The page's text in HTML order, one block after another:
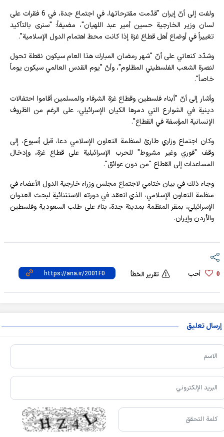
ولفت إلى أنّ إيران "قدّمت مقترحاتها، في اجتماع جدة، في 6 فقرات على
لسان وزير الخارجية حسين أمير عبد اللهيان"، مضيفاً: "سنرى بالتأكيد
تغييراً في أوضاع أهل قطاع غزة إذا كانت محط اهتمام الدول الإسلامية".
وشدّد كنعاني على أنّ "شهر رمضان المبارك هذا العام سيكون نقطة تحول
لنصرة الشعب الفلسطيني المظلوم"، وأنّ "يوم القدس العالمي سيكون يوماً
خاصاً".
وأشار إلى أنّ "أبناء فلسطين وقطاع غزة الشرفاء والمسلمين أقاموا احتفالات
دينية في الشوارع التي دمرها الكيان الإسرائيلي، على الرغم من الظروف
الإنسانية المؤسفة في القطاع".
وكان اجتماع وزاري طارئ لمنظمة التعاون الإسلامي دعا، قبل أسبوع، إلى
وقف "فوري وغير مشروط" للحرب الإسرائيلية على قطاع غزة، وإدخال
المساعدات إلى القطاع "من دون عوائق".
وجاء ذلك في بيان ختامي لاجتماع مجلس وزراء خارجية الدول الأعضاء في
منظمة التعاون الإسلامي، الذي انعقد في دورته الاستثنائية لبحث العدوان
الإسرائيلي، بمقر المنظمة بمدينة جدة، بناءً على طلب السعودية وفلسطين
والأردن وإيران.
0 أحب تقرير الخطأ
إرسال تعليق